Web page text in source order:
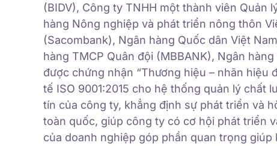
(BIDV), Công ty TNHH một thành viên Quản
hàng Nông nghiệp và phát triển nông thôn
(Sacombank), Ngân hàng Quốc dân Việt
hàng TMCP Quân đội (MBBANK), Ngân
được chứng nhận “Thương hiệu – nhãn hiệu
tế ISO 9001:2015 cho hệ thống quản lý chất
tín của công ty, khẳng định sự phát triển và
toàn quốc, giúp công ty có cơ hội phát triển
của doanh nghiệp góp phần quan trọng